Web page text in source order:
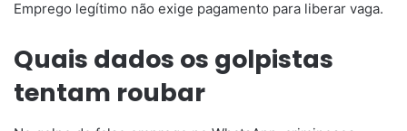
Emprego legítimo não exige pagamento para liberar vaga.
Quais dados os golpistas
tentam roubar